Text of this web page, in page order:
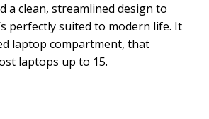
a clean, streamlined design to
perfectly suited to modern life. It
laptop compartment, that
laptops up to 15.